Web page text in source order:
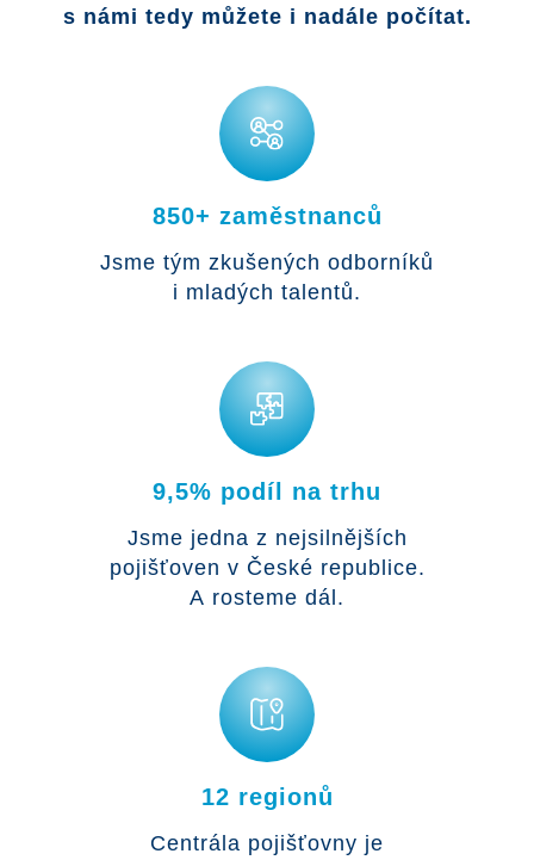
s námi tedy můžete i nadále počítat.
850+ zaměstnanců
Jsme tým zkušených odborníků
i mladých talentů.
9,5% podíl na trhu
Jsme jedna z nejsilnějších
pojišťoven v České republice.
A rosteme dál.
12 regionů
Centrála pojišťovny je